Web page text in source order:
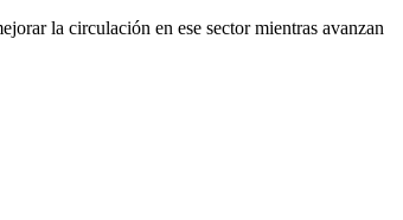
la circulación en ese sector mientras avanzan